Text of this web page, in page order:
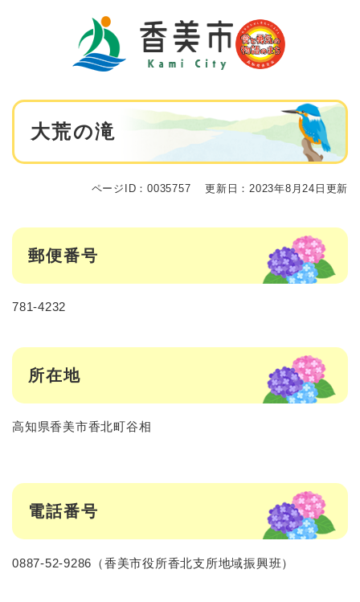
本
大荒の滝
ページID：0035757 更新日：2023年8月24日更新
郵便番号
781-4232
所在地
高知県香美市香北町谷相
電話番号
0887-52-9286（香美市役所香北支所地域振興班）